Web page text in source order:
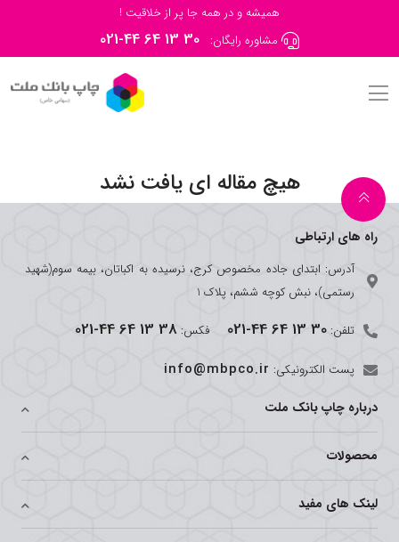
همیشه و در همه جا پر از خلاقیت !
مشاوره رایگان: 021-44 64 13 30
هیچ مقاله ای یافت نشد
راه های ارتباطی
آدرس: ابتدای جاده مخصوص کرج، نرسیده به اکباتان، بیمه سوم(شهید
رستمی)، نبش کوچه ششم، پلاک 1
تلفن:021-44 64 13 30 فکس:021-44 64 13 38
پست الکترونیکی: info@mbpco.ir
درباره چاپ بانک ملت
محصولات
لینک های مفید